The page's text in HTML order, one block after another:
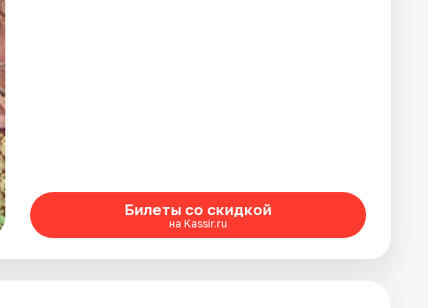
Билеты со скидкой
на Kassir.ru